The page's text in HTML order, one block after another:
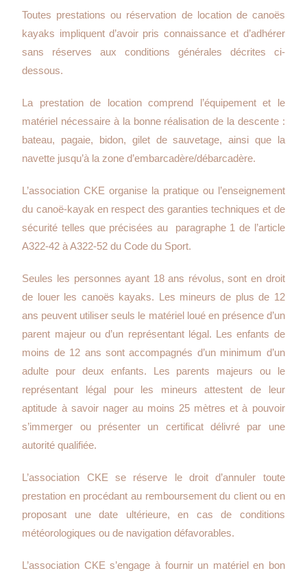
Toutes prestations ou réservation de location de canoës
kayaks impliquent d’avoir pris connaissance et d’adhérer
sans réserves aux conditions générales décrites ci-
dessous.
La prestation de location comprend l’équipement et le
matériel nécessaire à la bonne réalisation de la descente :
bateau, pagaie, bidon, gilet de sauvetage, ainsi que la
navette jusqu’à la zone d’embarcadère/débarcadère.
L’association CKE organise la pratique ou l’enseignement
du canoë-kayak en respect des garanties techniques et de
sécurité telles que précisées au paragraphe 1 de l’article
A322-42 à A322-52 du Code du Sport.
Seules les personnes ayant 18 ans révolus, sont en droit
de louer les canoës kayaks. Les mineurs de plus de 12
ans peuvent utiliser seuls le matériel loué en présence d’un
parent majeur ou d’un représentant légal. Les enfants de
moins de 12 ans sont accompagnés d’un minimum d’un
adulte pour deux enfants. Les parents majeurs ou le
représentant légal pour les mineurs attestent de leur
aptitude à savoir nager au moins 25 mètres et à pouvoir
s’immerger ou présenter un certificat délivré par une
autorité qualifiée.
L’association CKE se réserve le droit d’annuler toute
prestation en procédant au remboursement du client ou en
proposant une date ultérieure, en cas de conditions
météorologiques ou de navigation défavorables.
L’association CKE s’engage à fournir un matériel en bon